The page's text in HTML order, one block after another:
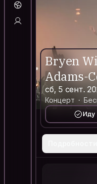
Bryen
Adams-
сб, 5 сент.
Концерт
Иду